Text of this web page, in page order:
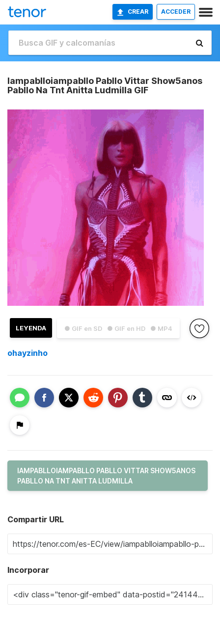
CREAR ACCEDER
Iampablloiampabllo Pabllo Vittar Show5anos
Pabllo Na Tnt Anitta Ludmilla GIF
● GIF en SD ● GIF en HD ● MP4
LEYENDA
ohayzinho
IAMPABLLOIAMPABLLO PABLLO VITTAR SHOW5ANOS
PABLLO NA TNT ANITTA LUDMILLA
Compartir URL
Incorporar